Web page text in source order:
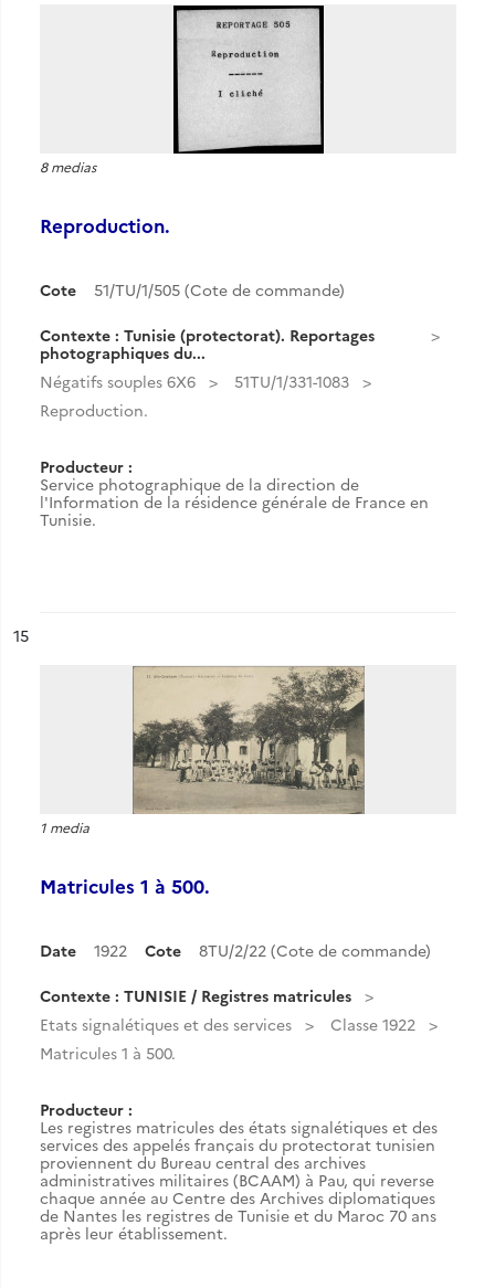
8 medias
Reproduction.
Cote 51/TU/1/505 (Cote de commande)
Contexte : Tunisie (protectorat). Reportages
photographiques du...
Négatifs souples 6X6
51TU/1/331-1083
Reproduction.
Producteur :
Service photographique de la direction de
l'Information de la résidence générale de France en
Tunisie.
n°
15
1 media
Matricules 1 à 500.
Date 1922 Cote 8TU/2/22 (Cote de commande)
Contexte : TUNISIE / Registres matricules
Etats signalétiques et des services
Classe 1922
Matricules 1 à 500.
Producteur :
Les registres matricules des états signalétiques et des
services des appelés français du protectorat tunisien
proviennent du Bureau central des archives
administratives militaires (BCAAM) à Pau, qui reverse
chaque année au Centre des Archives diplomatiques
de Nantes les registres de Tunisie et du Maroc 70 ans
après leur établissement.